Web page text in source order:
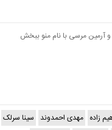
آرمین مرسی با نام منو ببخش
زاده مهدی احمدوند سینا سرلک